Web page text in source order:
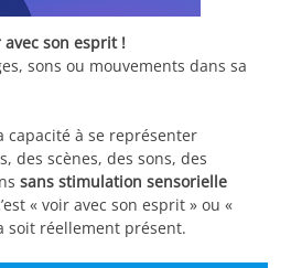
avec son esprit !
sons ou mouvements dans sa
capacité à se représenter
des scènes, des sons, des
sans stimulation sensorielle
« voir avec son esprit » ou «
soit réellement présent.